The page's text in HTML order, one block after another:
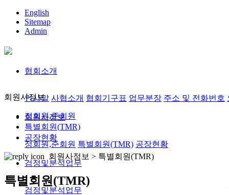
English
Sitemap
Admin
협회소개
인사말 사협소개 협회기구표 업무분장 주소 및 전화번호
회원사정보
정회원,준회원 특별회원(TMR) 공장현황
검정및분석업무
검정및분석업무
회원사정보
정회원,준회원
특별회원(TMR)
공장현황
회원사정보 > 특별회원(TMR)
특별회원(TMR)